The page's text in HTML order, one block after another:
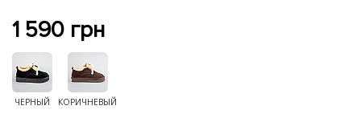
1 590 грн
ЧЕРНЫЙ КОРИЧНЕВЫЙ